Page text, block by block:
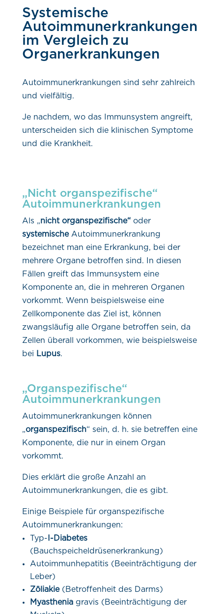
Systemische
Autoimmunerkrankungen
im Vergleich zu
Organerkrankungen
Autoimmunerkrankungen sind sehr zahlreich
und vielfältig.
Je nachdem, wo das Immunsystem angreift,
unterscheiden sich die klinischen Symptome
und die Krankheit.
„Nicht organspezifische“
Autoimmunerkrankungen
Als „nicht organspezifische“oder
systemischeAutoimmunerkrankung
bezeichnet man eine Erkrankung, bei der
mehrere Organe betroffen sind. In diesen
Fällen greift das Immunsystem eine
Komponente an, die in mehreren Organen
vorkommt. Wenn beispielsweise eine
Zellkomponente das Ziel ist, können
zwangsläufig alle Organe betroffen sein, da
Zellen überall vorkommen, wie beispielsweise
bei Lupus.
„Organspezifische“
Autoimmunerkrankungen
Autoimmunerkrankungen können
„organspezifisch“ sein, d. h. sie betreffen eine
Komponente, die nur in einem Organ
vorkommt.
Dies erklärt die große Anzahl an
Autoimmunerkrankungen, die es gibt.
Einige Beispiele für organspezifische
Autoimmunerkrankungen:
Typ- I-Diabetes
(Bauchspeicheldrüsenerkrankung)
Autoimmunhepatitis (Beeinträchtigung der
Leber)
Zöliakie(Betroffenheit des Darms)
Myastheniagravis (Beeinträchtigung der